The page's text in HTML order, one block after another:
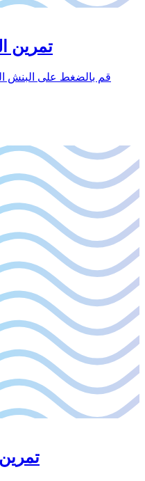
تمرين
قم بالضغط على البنش